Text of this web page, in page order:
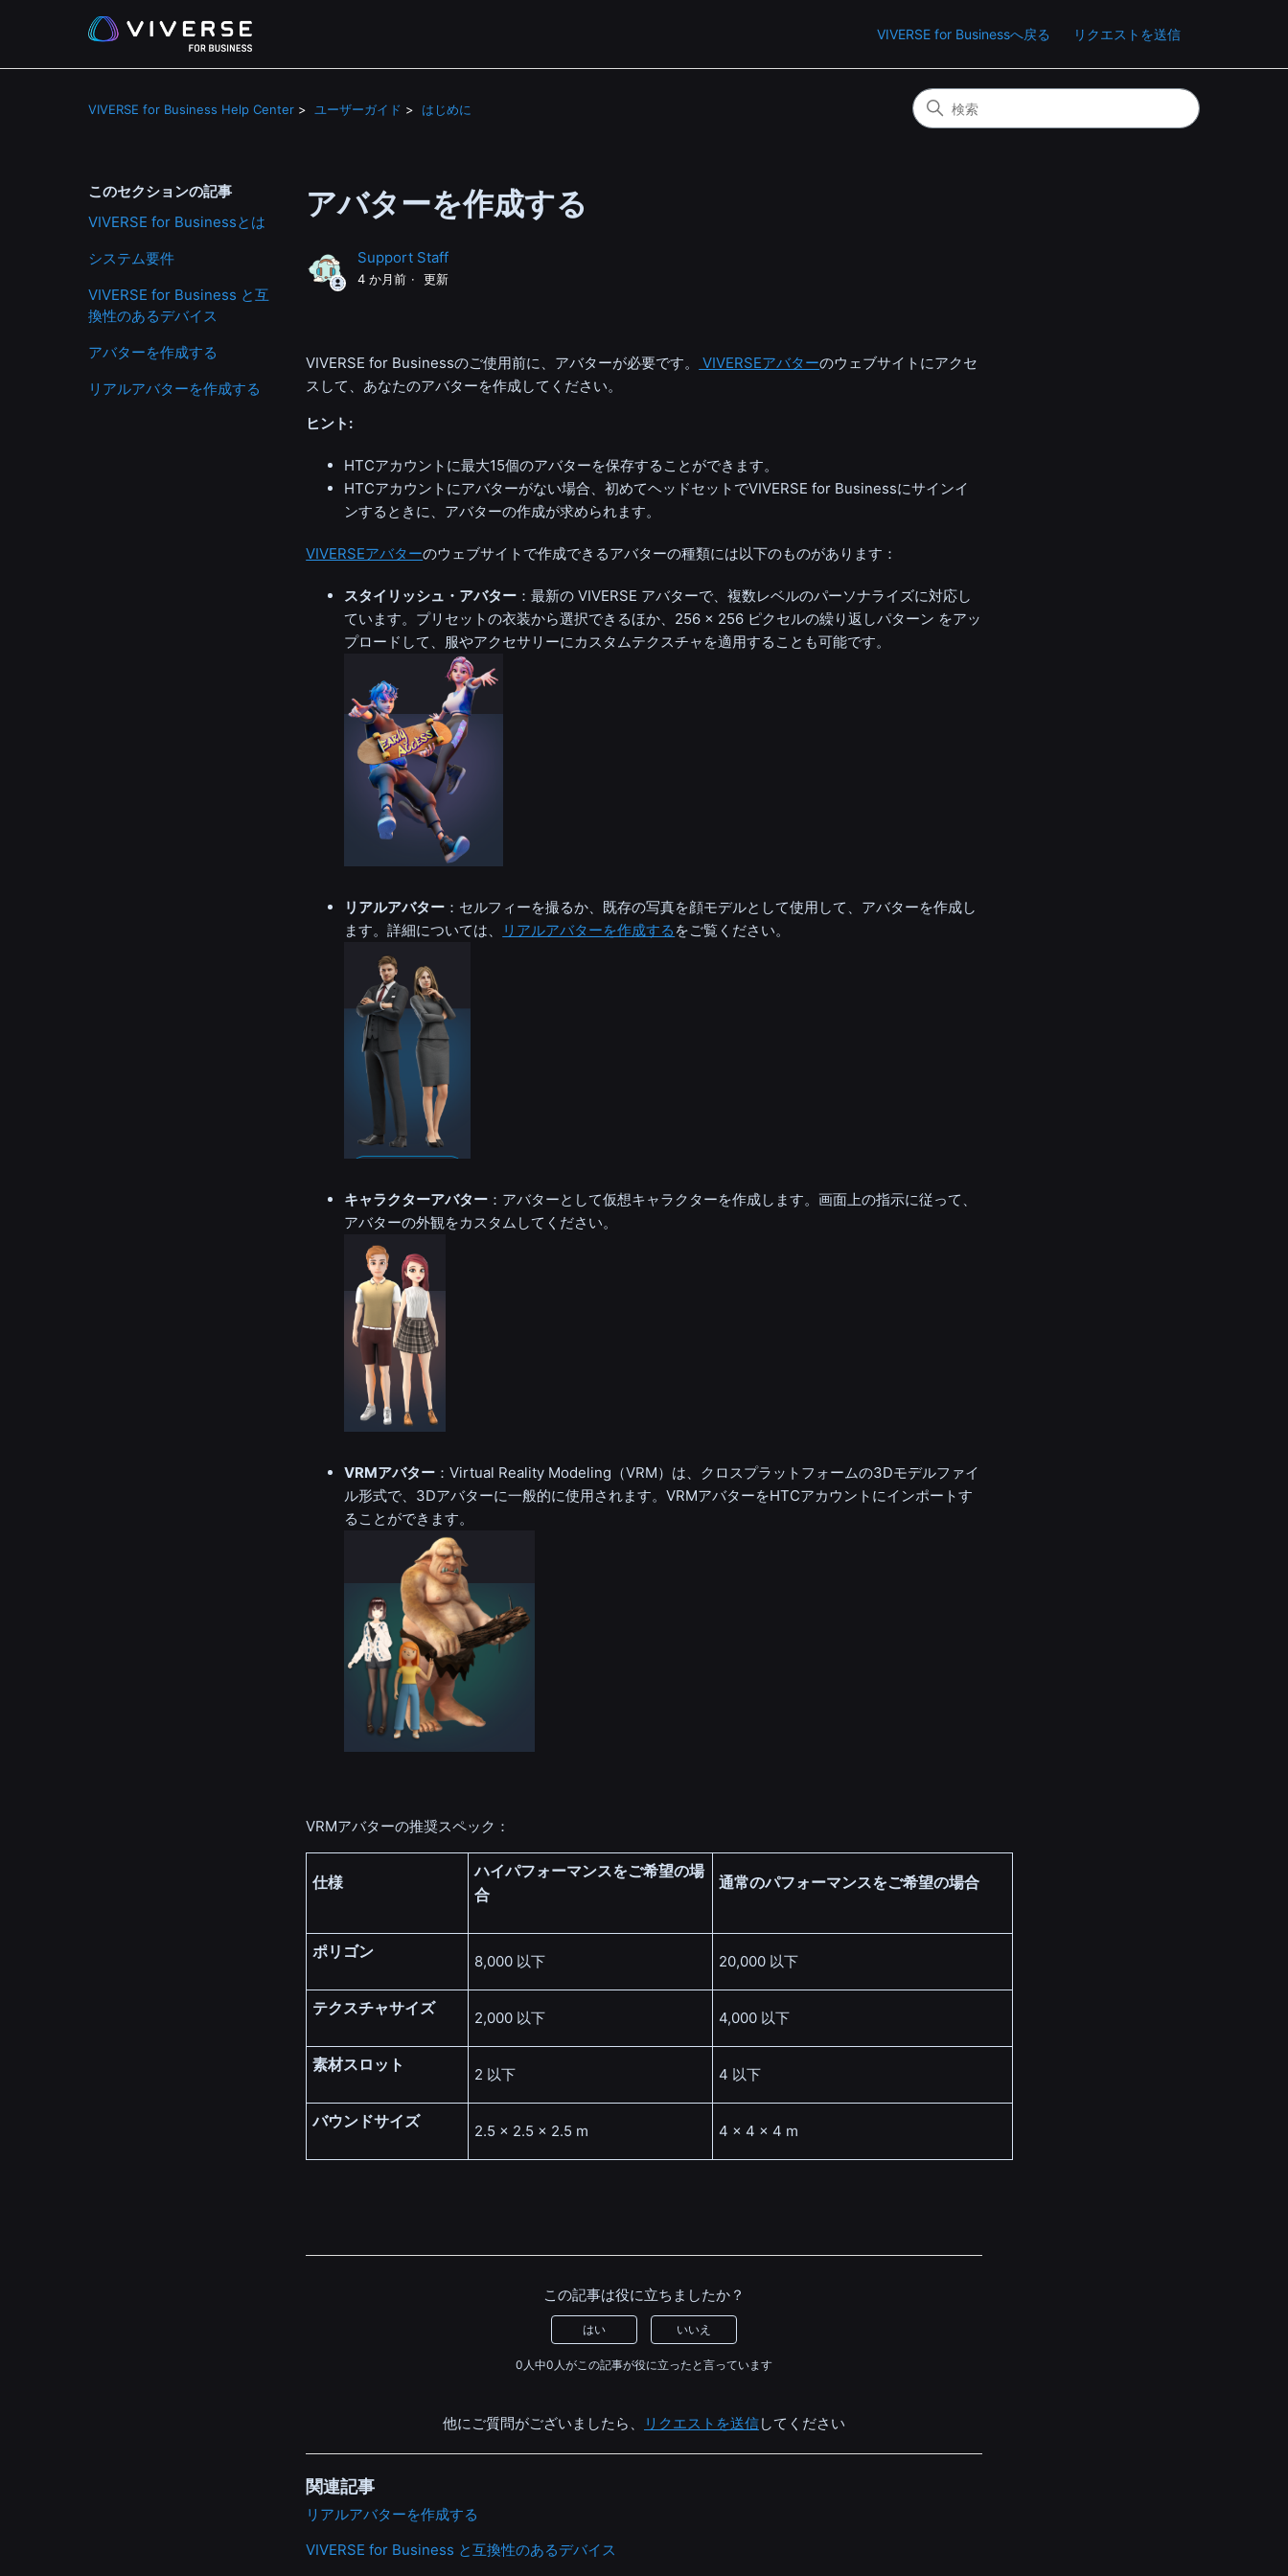
VIVERSE for Businessへ戻る リクエストを送信
VIVERSE for Business Help Center ユーザーガイド はじめに
このセクションの記事
VIVERSE for Businessとは
システム要件
VIVERSE for Business と互
換性のあるデバイス
アバターを作成する
リアルアバターを作成する
アバターを作成する
Support Staff
4 か月前 更新
VIVERSE for Businessのご使用前に、アバターが必要です。 VIVERSEアバターのウェブサイトにアクセ
スして、あなたのアバターを作成してください。
ヒント:
HTCアカウントに最大15個のアバターを保存することができます。
HTCアカウントにアバターがない場合、初めてヘッドセットでVIVERSE for Businessにサインイ
ンするときに、アバターの作成が求められます。
VIVERSEアバターのウェブサイトで作成できるアバターの種類には以下のものがあります：
スタイリッシュ・アバター ：最新の VIVERSE アバターで、複数レベルのパーソナライズに対応し
ています。プリセットの衣装から選択できるほか、256 × 256 ピクセルの繰り返しパターン をアッ
プロードして、服やアクセサリーにカスタムテクスチャを適用することも可能です。
リアルアバター ：セルフィーを撮るか、既存の写真を顔モデルとして使用して、アバターを作成し
ます。詳細については、
リアルアバターを作成する をご覧ください。
キャラクターアバター ：アバターとして仮想キャラクターを作成します。画面上の指示に従って、
アバターの外観をカスタムしてください。
VRMアバター ：Virtual Reality Modeling（VRM）は、クロスプラットフォームの3Dモデルファイ
ル形式で、3Dアバターに一般的に使用されます。VRMアバターをHTCアカウントにインポートす
ることができます。
VRMアバターの推奨スペック：
仕様
ハイパフォーマンスをご希望の場
合
通常のパフォーマンスをご希望の場合
ポリゴン
8,000 以下 20,000 以下
テクスチャサイズ
2,000 以下 4,000 以下
素材スロット
2 以下 4 以下
バウンドサイズ
2.5 x 2.5 x 2.5 m 4 x 4 x 4 m
この記事は役に立ちましたか？
はい いいえ
0人中0人がこの記事が役に立ったと言っています
他にご質問がございましたら、 リクエストを送信してください
関連記事
リアルアバターを作成する
VIVERSE for Business と互換性のあるデバイス